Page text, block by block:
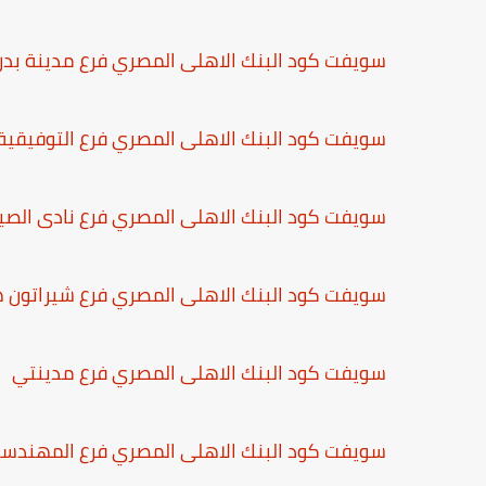
سويفت كود البنك الاهلى المصري فرع مدينة بدر
سويفت كود البنك الاهلى المصري فرع
سويفت كود البنك الاهلى المصري فرع نادى
سويفت كود البنك الاهلى المصري فرع
سويفت كود البنك الاهلى المصري فرع مدينتي
سويفت كود البنك الاهلى المصري فرع